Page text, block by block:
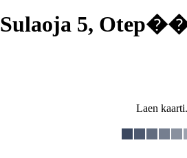
Sulaoja 5,
Laen